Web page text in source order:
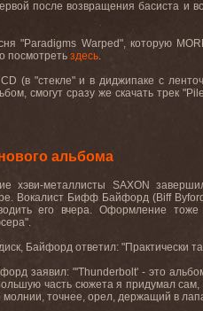
после возвращения басиста и
"Paradigms Warped", которую
посмотреть здесь.
CD (в "стекле" и в диджипаке с
смогут сразу же скачать трек "
альбома
хэви-металлисты SAXON
Вокалист Бифф Байфорд (Biff Byford
его вчера. Оформление
тоже
Байфорд ответил: "Практически
заявил: "'Thunderbolt' - это
часть сюжета я придумал сам,
молнии, точнее, орел, держащий в